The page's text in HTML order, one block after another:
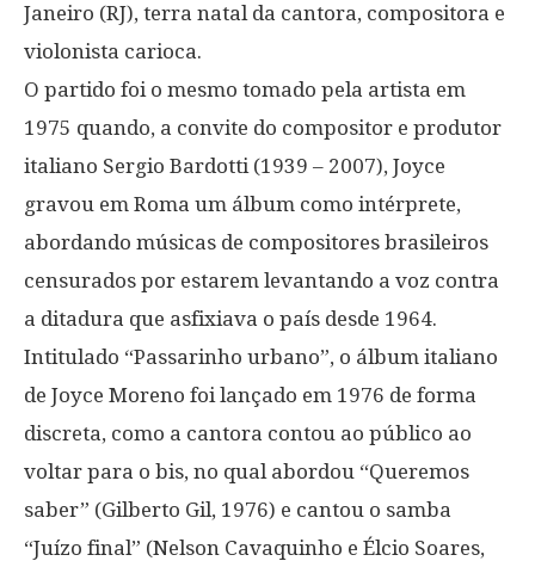
Janeiro (RJ), terra natal da cantora, compositora e
violonista carioca.
O partido foi o mesmo tomado pela artista em
1975 quando, a convite do compositor e produtor
italiano Sergio Bardotti (1939 – 2007), Joyce
gravou em Roma um álbum como intérprete,
abordando músicas de compositores brasileiros
censurados por estarem levantando a voz contra
a ditadura que asfixiava o país desde 1964.
Intitulado “Passarinho urbano”, o álbum italiano
de Joyce Moreno foi lançado em 1976 de forma
discreta, como a cantora contou ao público ao
voltar para o bis, no qual abordou “Queremos
saber” (Gilberto Gil, 1976) e cantou o samba
“Juízo final” (Nelson Cavaquinho e Élcio Soares,